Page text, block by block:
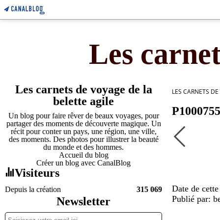
Les
Les carnets de voyage de la
belette agile
Un blog pour faire rêver de beaux voyages, pour
partager des moments de découverte magique. Un
récit pour conter un pays, une région, une ville,
des moments. Des photos pour illustrer la beauté
du monde et des hommes.
Accueil du blog
Créer un blog avec CanalBlog
Visiteurs
Depuis la création 315 069
Newsletter
LES CARNETS
P1000755
Date de
Publié par: